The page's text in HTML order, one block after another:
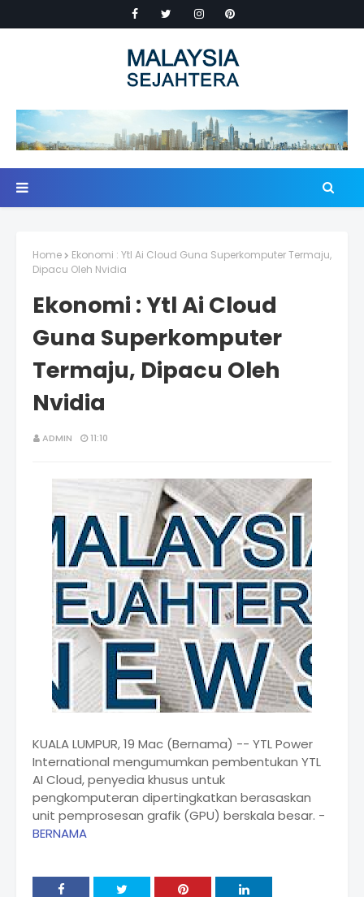
Home
Ekonomi : Ytl Ai Cloud Guna Superkomputer Termaju,
Dipacu Oleh Nvidia
Ekonomi : Ytl Ai Cloud
Guna Superkomputer
Termaju, Dipacu Oleh
Nvidia
ADMIN 11:10
KUALA LUMPUR, 19 Mac (Bernama) -- YTL Power
International mengumumkan pembentukan YTL
AI Cloud, penyedia khusus untuk
pengkomputeran dipertingkatkan berasaskan
unit pemprosesan grafik (GPU) berskala besar. -
BERNAMA